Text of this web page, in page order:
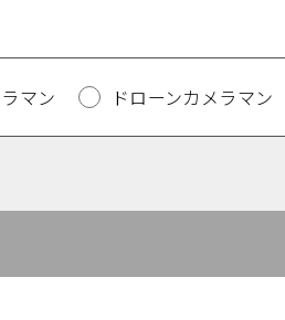
マン ドローンカメラマン